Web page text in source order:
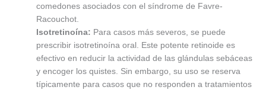
comedones asociados con el síndrome de Favre-
Racouchot.
Isotretinoína: Para casos más severos, se puede
prescribir isotretinoína oral. Este potente retinoide es
efectivo en reducir la actividad de las glándulas sebáceas
y encoger los quistes. Sin embargo, su uso se reserva
típicamente para casos que no responden a tratamientos